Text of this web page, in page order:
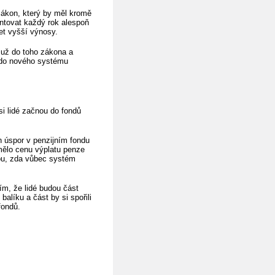
který by měl kromě
každý rok alespoň
vyšší výnosy.
do toho zákona a
nového systému
lidé začnou do fondů
úspor v penzijním fondu
cenu výplatu penze
zda vůbec systém
že lidé budou část
balíku a část by si spořili